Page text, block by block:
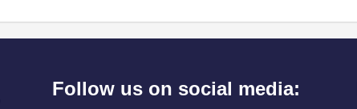
Follow us on social media: